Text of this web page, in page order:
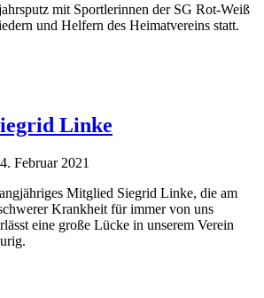
mit Sportlerinnen der SG Rot-Weiß
und Helfern des Heimatvereins statt.
Linke
Februar 2021
Mitglied Siegrid Linke, die am
Krankheit für immer von uns
eine große Lücke in unserem Verein